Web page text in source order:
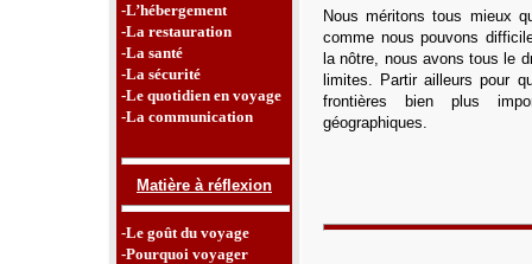
-L’hébergement
-La restauration
-La santé
-La sécurité
-Le quotidien en voyage
-La communication
Matière à réflexion
-Le goût du voyage
-Pourquoi voyager
Nous méritons tous mieux
comme nous pouvons
la nôtre, nous avons tous le
limites. Partir ailleurs pour
frontières bien plus
géographiques.